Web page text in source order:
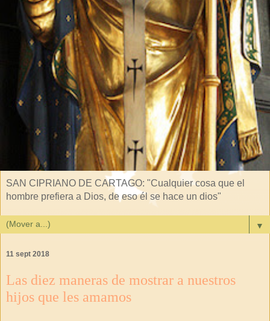
SAN CIPRIANO DE CARTAGO: "Cualquier cosa que el
hombre prefiera a Dios, de eso él se hace un dios"
▼
11 sept 2018
Las diez maneras de mostrar a nuestros
hijos que les amamos